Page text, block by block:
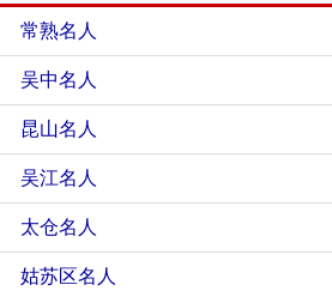
常熟名人
吴中名人
昆山名人
吴江名人
太仓名人
姑苏区名人